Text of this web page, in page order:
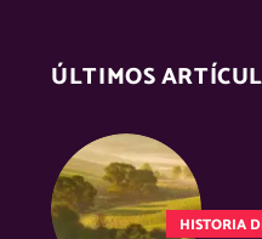
ÚLTIMOS
HISTORIA